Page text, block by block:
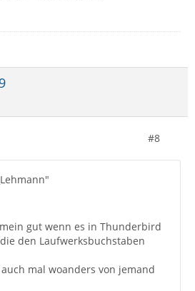
#8
gut wenn es in Thunderbird
den Laufwerksbuchstaben
mal woanders von jemand